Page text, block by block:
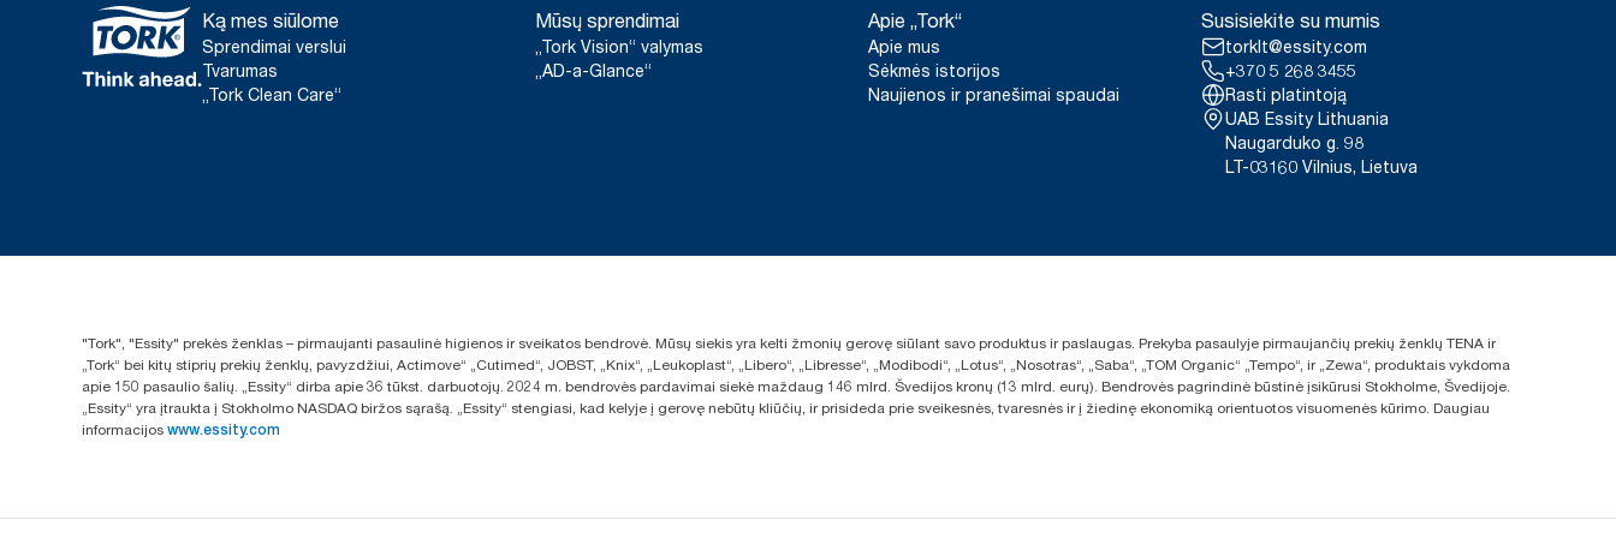
savo popieriaus gamybai pradėjome pirkti elektros energiją iš atsinaujinančiųjų šaltinių, patikrintą
ir suderintą pagal kilmės garantijas. Gautas anglies dioksido pėdsako sumažėjimas buvo
įvertintas trečiosios šalies atliktame gyvavimo ciklo nuo gavybos iki ciklo pabaigos vertinime.
Ką mes siūlome
Sprendimai verslui
Tvarumas
„Tork Clean Care“
Mūsų sprendimai
„Tork Vision“ valymas
„AD-a-Glance“
Apie „Tork“
Apie mus
Sėkmės istorijos
Naujienos ir pranešimai spaudai
Susisiekite su mumis
torklt@essity.com
+370 5 268 3455
Rasti platintoją
UAB Essity Lithuania
Naugarduko g. 98
LT-03160 Vilnius, Lietuva
"Tork", "Essity" prekės ženklas – pirmaujanti pasaulinė higienos ir sveikatos bendrovė. Mūsų siekis yra kelti žmonių gerovę siūlant savo produktus ir paslaugas. Prekyba pasaulyje pirmaujančių prekių ženklų TENA ir
„Tork“ bei kitų stiprių prekių ženklų, pavyzdžiui, Actimove“ „Cutimed“, JOBST, „Knix“, „Leukoplast“, „Libero“, „Libresse“, „Modibodi“, „Lotus“, „Nosotras“, „Saba“, „TOM Organic“ „Tempo“, ir „Zewa“, produktais vykdoma
apie 150 pasaulio šalių. „Essity“ dirba apie 36 tūkst. darbuotojų. 2024 m. bendrovės pardavimai siekė maždaug 146 mlrd. Švedijos kronų (13 mlrd. eurų). Bendrovės pagrindinė būstinė įsikūrusi Stokholme, Švedijoje.
„Essity“ yra įtraukta į Stokholmo NASDAQ biržos sąrašą. „Essity“ stengiasi, kad kelyje į gerovę nebūtų kliūčių, ir prisideda prie sveikesnės, tvaresnės ir į žiedinę ekonomiką orientuotos visuomenės kūrimo. Daugiau
informacijos www.essity.com